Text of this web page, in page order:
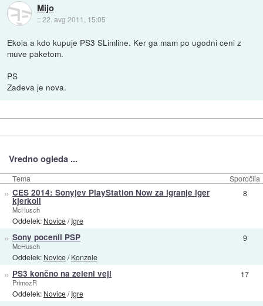
Mijo
::22. avg 2011, 15:05
Ekola a kdo kupuje PS3 SLimline. Ker ga mam po ugodni ceni z
muve paketom.
PS
Zadeva je nova.
Vredno ogleda ...
Tema Sporočila
» CES 2014: Sonyjev PlayStation Now za igranje iger
kjerkoli
McHusch
Oddelek: Novice/Igre
8
» Sony pocenil PSP
McHusch
Oddelek: Novice/Konzole
9
» PS3 končno na zeleni veji
PrimozR
Oddelek: Novice/Igre
17